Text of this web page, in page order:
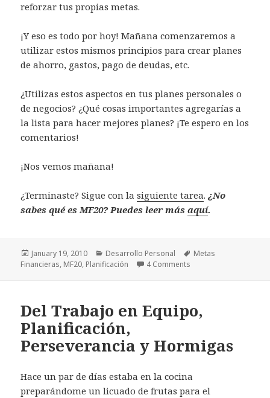
reforzar tus propias metas.
¡Y eso es todo por hoy! Mañana comenzaremos a
utilizar estos mismos principios para crear planes
de ahorro, gastos, pago de deudas, etc.
¿Utilizas estos aspectos en tus planes personales o
de negocios? ¿Qué cosas importantes agregarías a
la lista para hacer mejores planes? ¡Te espero en los
comentarios!
¡Nos vemos mañana!
¿Terminaste? Sigue con lasiguiente tarea.¿No
sabes qué es MF20? Puedes leer másaquí.
Posted
on
January 19, 2010 Categories
Desarrollo Personal Tags
Metas
Financieras, MF20, Planificación 4 Comments
Del Trabajo en Equipo,
Planificación,
Perseverancia y Hormigas
Hace un par de días estaba en la cocina
preparándome un licuado de frutas para el